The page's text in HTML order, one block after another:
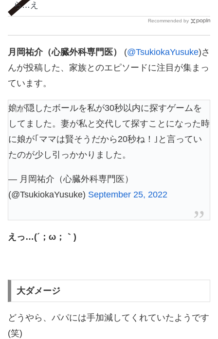
ら…え
Recommended by
月岡祐介（心臓外科専門医） (@TsukiokaYusuke)さ
んが投稿した、家族とのエピソードに注目が集まっ
ています。
娘が隠したボールを私が30秒以内に探すゲームを
してました。妻が私と交代して探すことになった時
に娘が｢ママは賢そうだから20秒ね！｣と言ってい
たのが少し引っかかりました。
— 月岡祐介（心臓外科専門医）
(@TsukiokaYusuke) September 25, 2022
えっ…(´；ω；｀)
大ダメージ
どうやら、パパには手加減してくれていたようです
(笑)